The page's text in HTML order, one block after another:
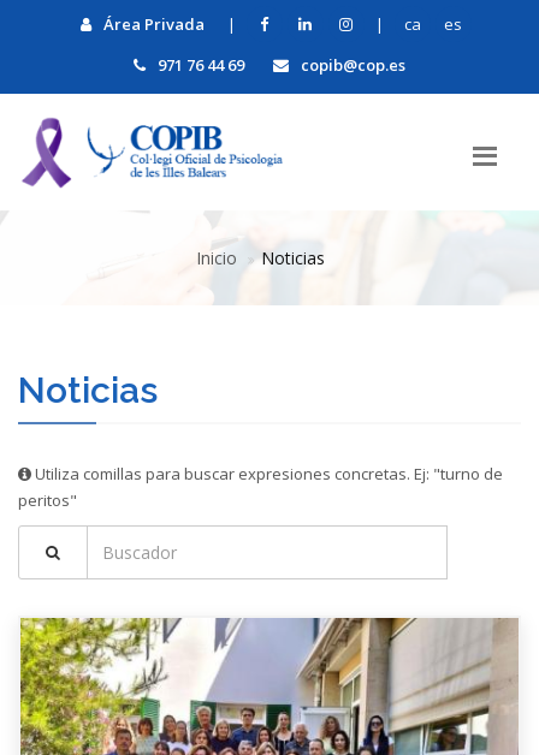
Área Privada | | ca
es
971 76 44 69
copib@cop.es
Inicio Noticias
Noticias
Utiliza comillas para buscar expresiones concretas. Ej: "turno de
peritos"